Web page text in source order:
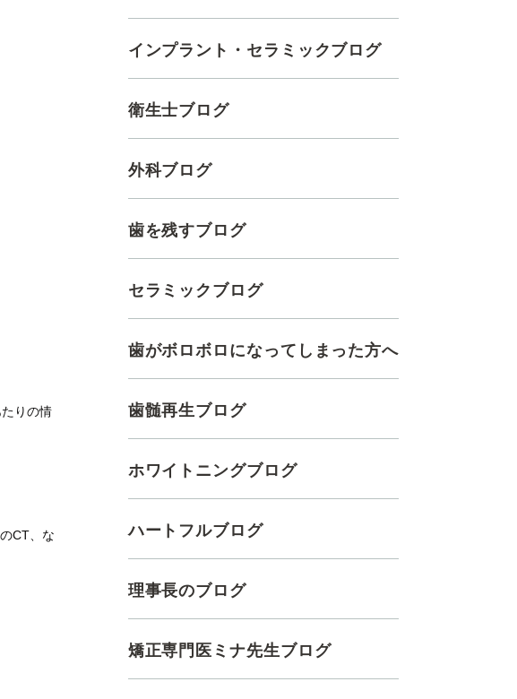
りの情
CT、な
インプラント・セラミックブログ
衛生士ブログ
外科ブログ
歯を残すブログ
セラミックブログ
歯がボロボロになってしまった方へ
歯髄再生ブログ
ホワイトニングブログ
ハートフルブログ
理事長のブログ
矯正専門医ミナ先生ブログ